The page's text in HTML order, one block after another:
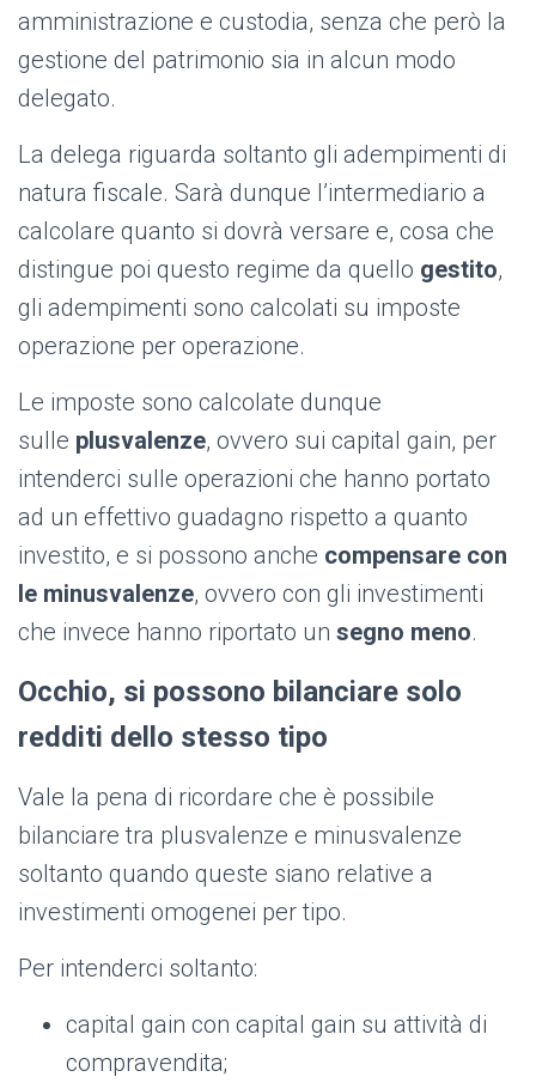
amministrazione e custodia, senza che però la
gestione del patrimonio sia in alcun modo
delegato.
La delega riguarda soltanto gli adempimenti di
natura fiscale. Sarà dunque l’intermediario a
calcolare quanto si dovrà versare e, cosa che
distingue poi questo regime da quello gestito,
gli adempimenti sono calcolati su imposte
operazione per operazione.
Le imposte sono calcolate dunque
sulle plusvalenze, ovvero sui capital gain, per
intenderci sulle operazioni che hanno portato
ad un effettivo guadagno rispetto a quanto
investito, e si possono anche compensare con
le minusvalenze, ovvero con gli investimenti
che invece hanno riportato un segno meno.
Occhio, si possono bilanciare solo
redditi dello stesso tipo
Vale la pena di ricordare che è possibile
bilanciare tra plusvalenze e minusvalenze
soltanto quando queste siano relative a
investimenti omogenei per tipo.
Per intenderci soltanto:
capital gain con capital gain su attività di
compravendita;